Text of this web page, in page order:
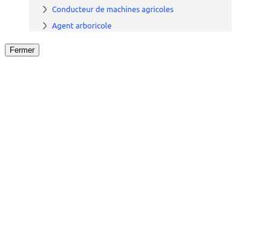
Fermer